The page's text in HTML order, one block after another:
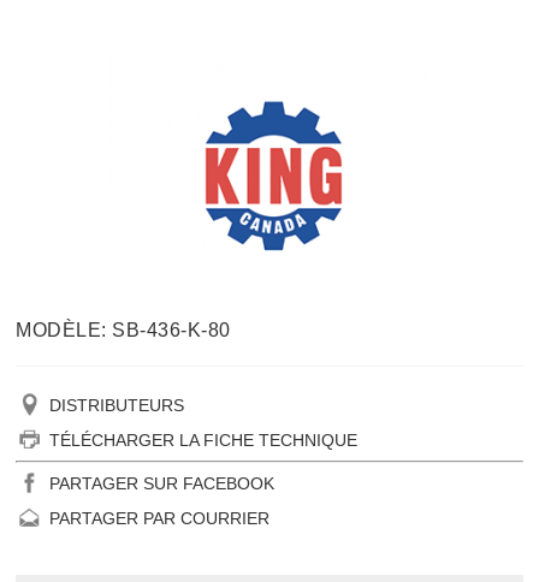
MODÈLE: SB-436-K-80
DISTRIBUTEURS
TÉLÉCHARGER LA FICHE TECHNIQUE
PARTAGER SUR FACEBOOK
PARTAGER PAR COURRIER